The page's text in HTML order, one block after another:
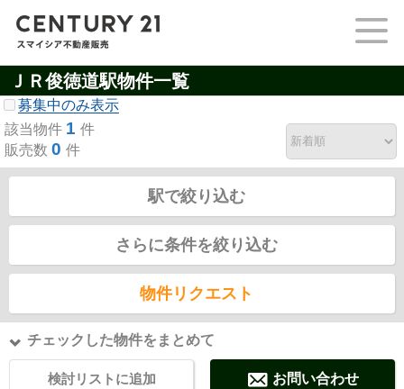
ＪＲ俊徳道駅物件一覧
募集中のみ表示
該当物件 1 件
販売数 0 件
駅で絞り込む
さらに条件を絞り込む
物件リクエスト
チェックした物件をまとめて
検討リストに追加 お問い合わせ